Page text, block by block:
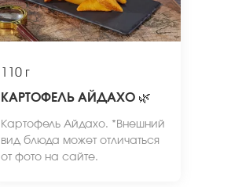
110 г
КАРТОФЕЛЬ АЙДАХО🌿
Картофель Айдахо. *Внешний
вид блюда может отличаться
от фото на сайте.